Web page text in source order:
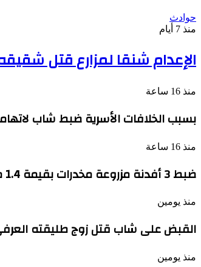
حوادث
منذ 7 أيام
الإعدام شنقا لمزارع قتل
منذ 16 ساعة
بسبب الخلافات الأسرية ضبط شاب
منذ 16 ساعة
ضبط 3 أفدنة مزروعة مخدرات بقيمة 1.4 مليار جنيه فى الإسماعيلية
منذ يومين
القبض على شاب قتل زوج طليقته
منذ يومين